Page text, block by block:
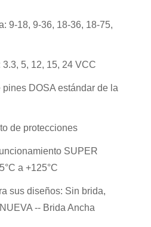
9-18, 9-36, 18-36, 18-75,
5, 12, 15, 24 VCC
DOSA estándar de la
de protecciones
SUPER
a +125°C
sus diseños: Sin brida,
-- Brida Ancha